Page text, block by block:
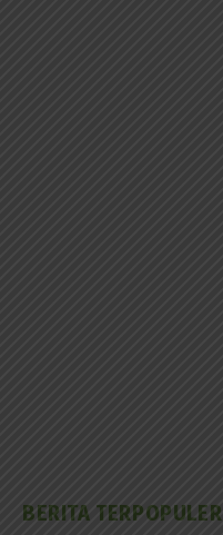
BERITA TERPOPULER